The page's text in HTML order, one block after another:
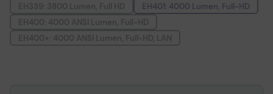
EH401: 4000 Lumen, Full-HD